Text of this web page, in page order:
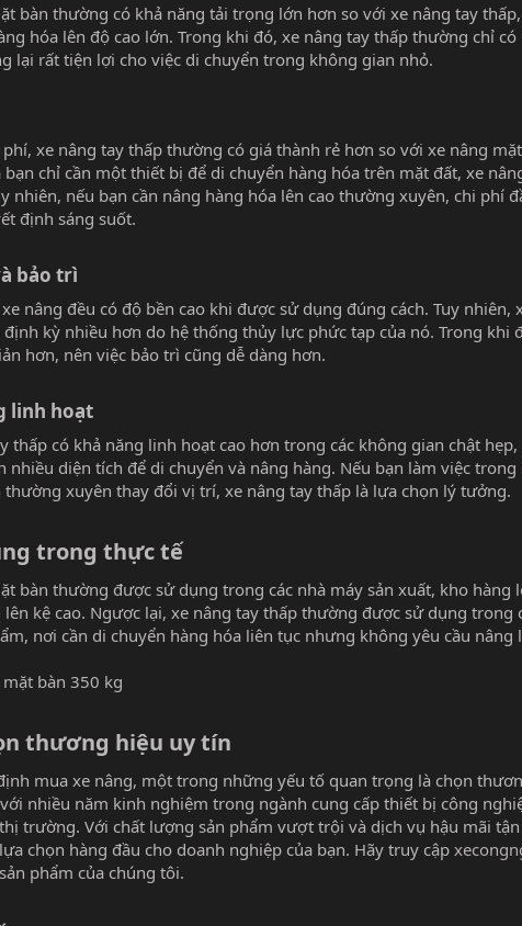
bàn thường có khả năng tải trọng lớn hơn so với xe nâng tay
hóa lên độ cao lớn. Trong khi đó, xe nâng tay thấp thường chỉ
lại rất tiện lợi cho việc di chuyển trong không gian nhỏ.
xe nâng tay thấp thường có giá thành rẻ hơn so với xe nâng
bạn chỉ cần một thiết bị để di chuyển hàng hóa trên mặt đất, xe
nhiên, nếu bạn cần nâng hàng hóa lên cao thường xuyên, chi phí
định sáng suốt.
bảo trì​
xe nâng đều có độ bền cao khi được sử dụng đúng cách. Tuy
định kỳ nhiều hơn do hệ thống thủy lực phức tạp của nó. Trong khi
hơn, nên việc bảo trì cũng dễ dàng hơn.
linh hoạt​
thấp có khả năng linh hoạt cao hơn trong các không gian chật
nhiều diện tích để di chuyển và nâng hàng. Nếu bạn làm việc
thường xuyên thay đổi vị trí, xe nâng tay thấp là lựa chọn lý tưởng.
trong thực tế​
bàn thường được sử dụng trong các nhà máy sản xuất, kho hàng
lên kệ cao. Ngược lại, xe nâng tay thấp thường được sử dụng trong
nơi cần di chuyển hàng hóa liên tục nhưng không yêu cầu nâng
thương hiệu uy tín​
mua xe nâng, một trong những yếu tố quan trọng là chọn
nhiều năm kinh nghiệm trong ngành cung cấp thiết bị công
trường. Với chất lượng sản phẩm vượt trội và dịch vụ hậu mãi tận
chọn hàng đầu cho doanh nghiệp của bạn. Hãy truy cập
phẩm của chúng tôi.